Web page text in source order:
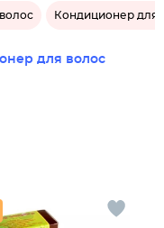
Кондиционер для
для волос